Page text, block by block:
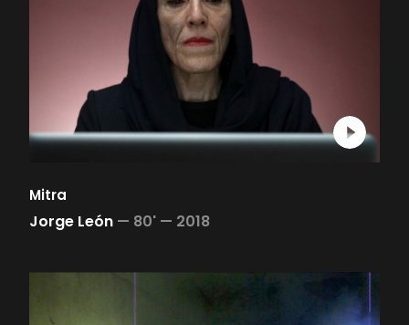
Mitra
Jorge León — 80' — 2018